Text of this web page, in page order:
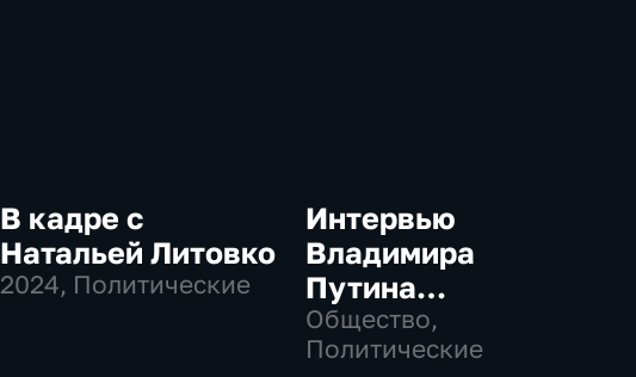
В кадре с
Натальей Литовко
2024, Политические
Интервью
Владимира
Путина
телекомпании
NBC
Общество,
Политические